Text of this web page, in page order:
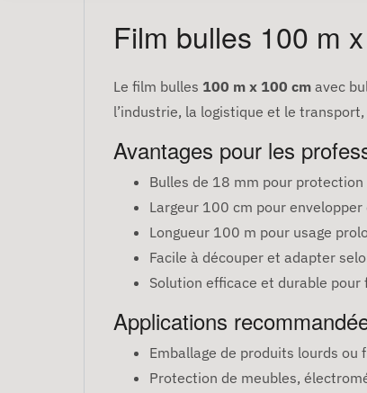
Film bulles 100 m
Le film bulles 100 m x 100 cm avec
l’industrie, la logistique et le
Avantages pour les
Bulles de 18 mm pour
Largeur 100 cm pour
Longueur 100 m pour usage
Facile à découper et adapter
Solution efficace et durable pour
Applications
Emballage de produits lourds ou
Protection de meubles,